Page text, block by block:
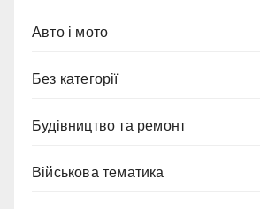
Авто і мото
Без категорії
Будівництво та ремонт
Військова тематика